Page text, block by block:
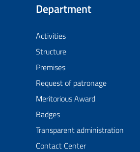
Civile
Department
Activities
Structure
Premises
Request of patronage
Meritorious Award
Badges
Transparent administration
Contact Center